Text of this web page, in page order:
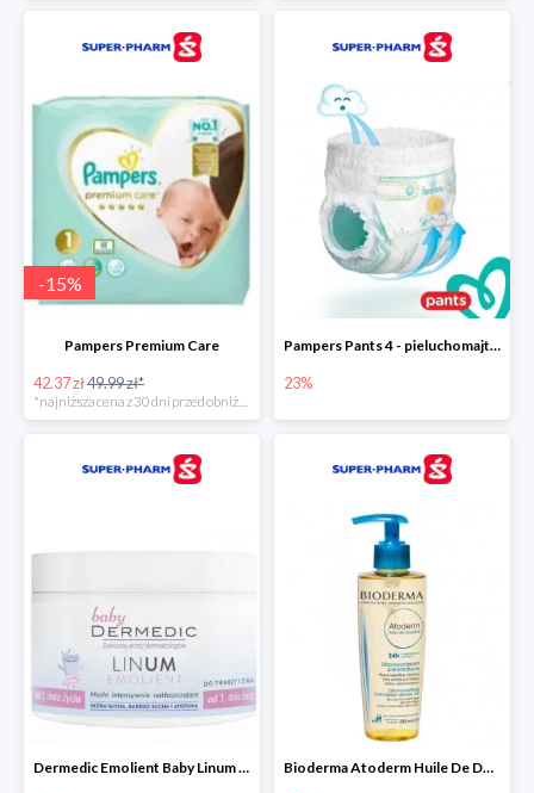
-15%
Pampers Premium Care
42.37 zł49.99 zł*
Pampers Pants 4 - pieluchomajtki dla dzieci (9-15kg)
23%
Dermedic Emolient Baby Linum 225 g Bioderma Atoderm Huile De Douche - nawilżający olejek do kąpieli i pod prysznic